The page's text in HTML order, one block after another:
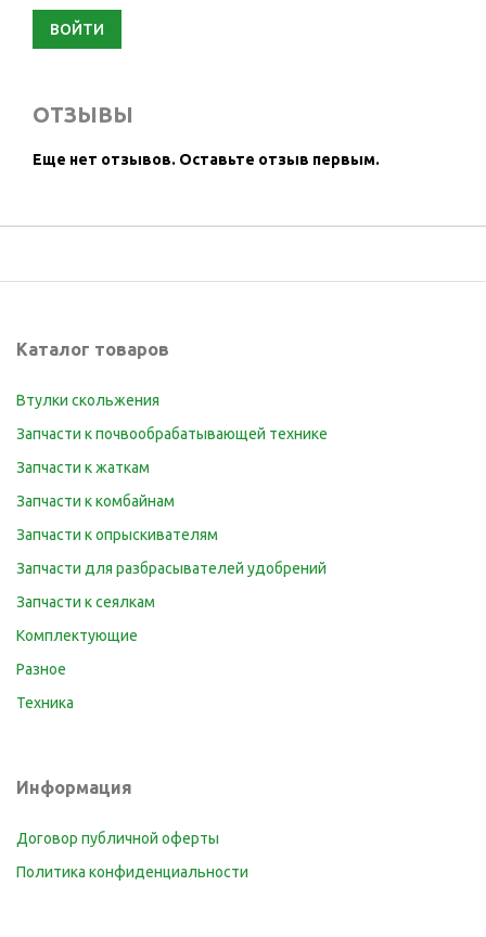
ВОЙТИ
ОТЗЫВЫ
Еще нет отзывов. Оставьте отзыв первым.
Каталог товаров
Втулки скольжения
Запчасти к почвообрабатывающей технике
Запчасти к жаткам
Запчасти к комбайнам
Запчасти к опрыскивателям
Запчасти для разбрасывателей удобрений
Запчасти к сеялкам
Комплектующие
Разное
Техника
Информация
Договор публичной оферты
Политика конфиденциальности